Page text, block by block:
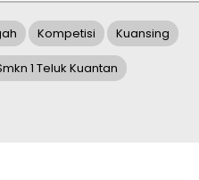
Kompetisi Kuansing
1 Teluk Kuantan